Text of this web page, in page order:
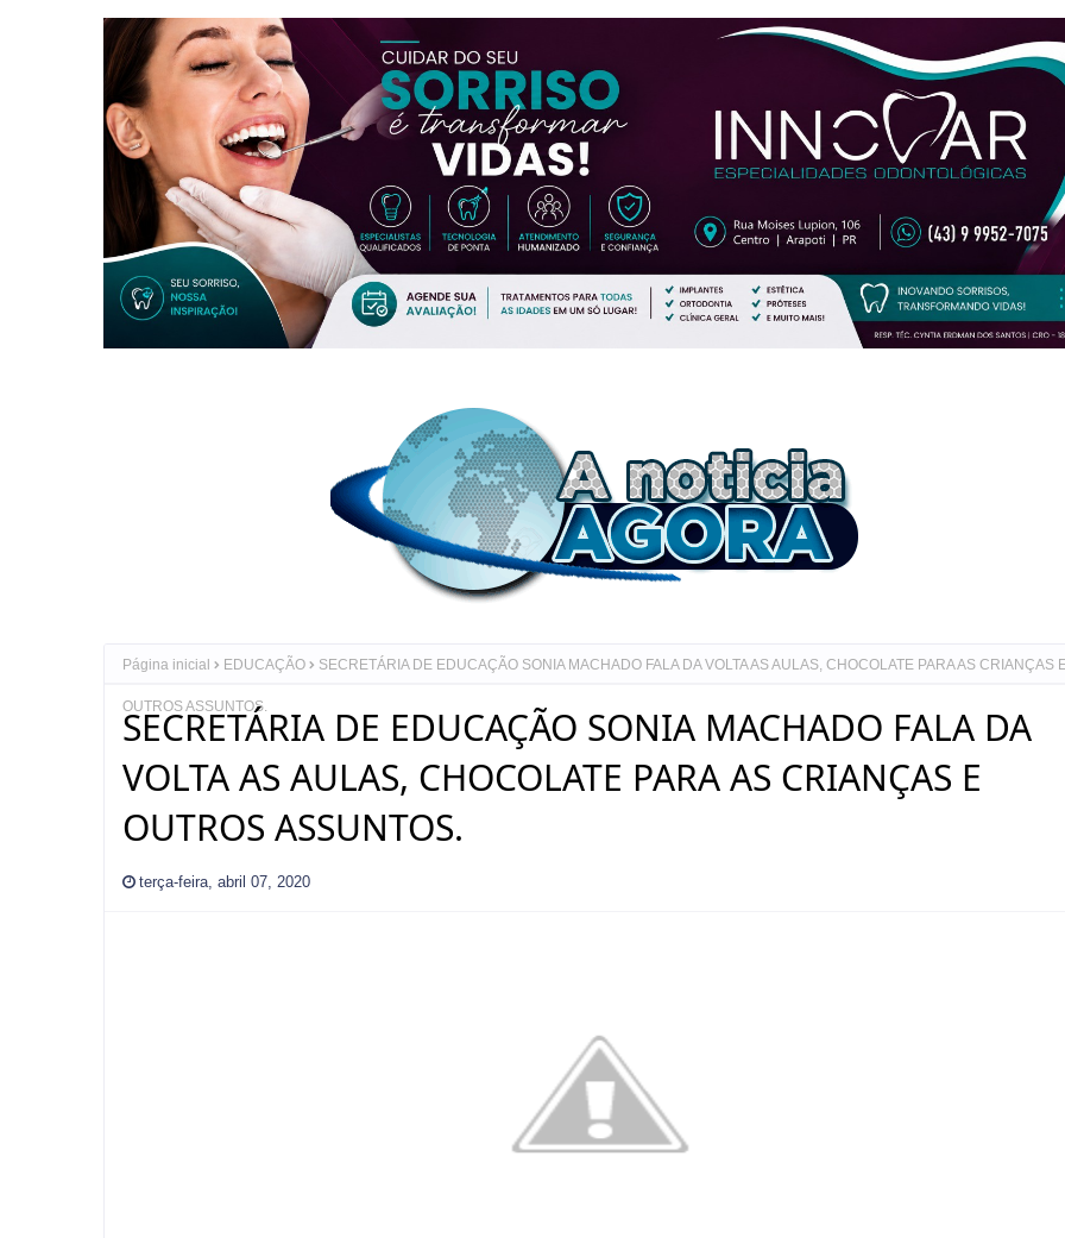
Página inicial EDUCAÇÃO SECRETÁRIA DE EDUCAÇÃO SONIA MACHADO FALA DA VOLTA AS AULAS, CHOCOLATE PARA AS CRIANÇAS
OUTROS ASSUNTOS.
SECRETÁRIA DE EDUCAÇÃO SONIA MACHADO FALA DA
VOLTA AS AULAS, CHOCOLATE PARA AS CRIANÇAS E
OUTROS ASSUNTOS.
terça-feira, abril 07, 2020